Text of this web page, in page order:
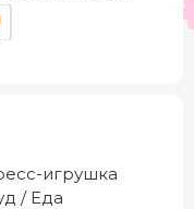
игрушка
/ Еда